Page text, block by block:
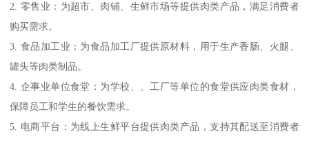
2. 零售业：为超市、肉铺、生鲜市场等提供肉类产品，满足消费者
购买需求。
3. 食品加工业：为食品加工厂提供原材料，用于生产香肠、火腿、
罐头等肉类制品。
4. 企事业单位食堂：为学校、、工厂等单位的食堂供应肉类食材，
保障员工和学生的餐饮需求。
5. 电商平台：为线上生鲜平台提供肉类产品，支持其配送至消费者